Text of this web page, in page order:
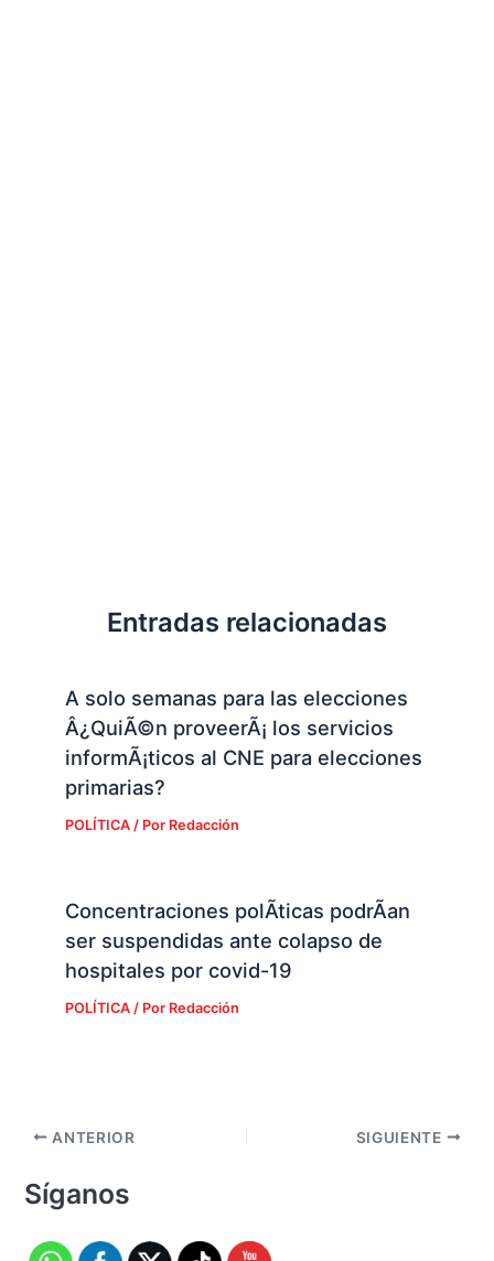
Entradas relacionadas
A solo semanas para las elecciones
Â¿QuiÃ©n proveerÃ¡ los servicios
informÃ¡ticos al CNE para elecciones
primarias?
POLÍTICA/ Por Redacción
Concentraciones polÃ­ticas podrÃ­an
ser suspendidas ante colapso de
hospitales por covid-19
POLÍTICA/ Por Redacción
ANTERIOR SIGUIENTE
Síganos